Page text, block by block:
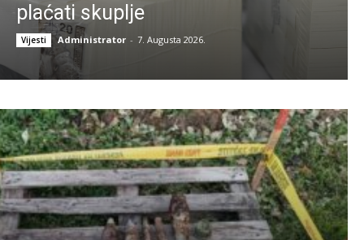
plaćati skuplje
Vijesti Administrator - 7. Augusta 2026.